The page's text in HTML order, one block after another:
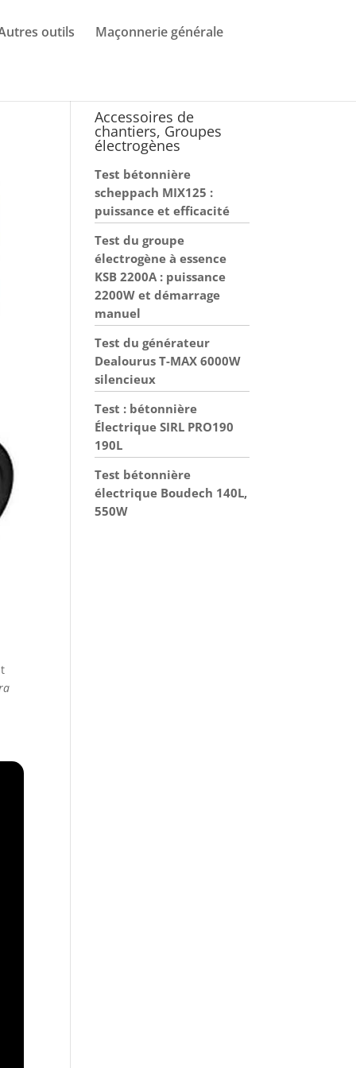
outils Maçonnerie générale
Accessoires de
chantiers, Groupes
électrogènes
Test bétonnière
scheppach MIX125 :
puissance et efficacité
Test du groupe
électrogène à essence
KSB 2200A : puissance
2200W et démarrage
manuel
Test du générateur
Dealourus T-MAX 6000W
silencieux
Test : bétonnière
Électrique SIRL PRO190
190L
Test bétonnière
électrique Boudech 140L,
550W